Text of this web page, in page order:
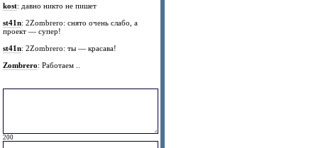
kost: давно никто не пишет
st41n: 2Zombrero: снято очень слабо, а
проект — супер!
st41n: 2Zombrero: ты — красава!
Zombrero: Работаем ..
200